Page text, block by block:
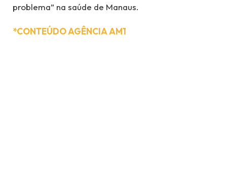
problema” na saúde de Manaus.
*CONTEÚDO AGÊNCIA AM1